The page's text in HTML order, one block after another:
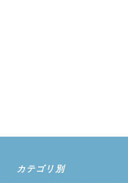
カテゴリ別